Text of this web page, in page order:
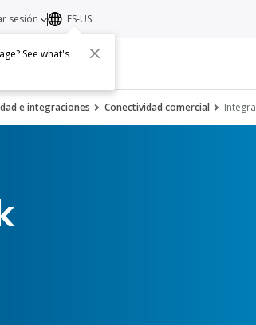
de Contacto
sesión ES-US
See what's
e integraciones Conectividad comercial